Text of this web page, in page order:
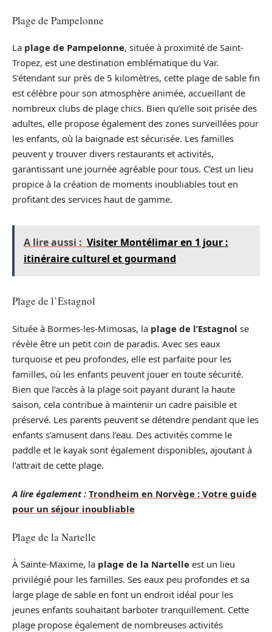
Plage de Pampelonne
La plage de Pampelonne, située à proximité de Saint-
Tropez, est une destination emblématique du Var.
S’étendant sur près de 5 kilomètres, cette plage de sable fin
est célèbre pour son atmosphère animée, accueillant de
nombreux clubs de plage chics. Bien qu’elle soit prisée des
adultes, elle propose également des zones surveillées pour
les enfants, où la baignade est sécurisée. Les familles
peuvent y trouver divers restaurants et activités,
garantissant une journée agréable pour tous. C’est un lieu
propice à la création de moments inoubliables tout en
profitant des services haut de gamme.
A lire aussi : Visiter Montélimar en 1 jour :
itinéraire culturel et gourmand
Plage de l’Estagnol
Située à Bormes-les-Mimosas, la plage de l’Estagnol se
révèle être un petit coin de paradis. Avec ses eaux
turquoise et peu profondes, elle est parfaite pour les
familles, où les enfants peuvent jouer en toute sécurité.
Bien que l’accès à la plage soit payant durant la haute
saison, cela contribue à maintenir un cadre paisible et
préservé. Les parents peuvent se détendre pendant que les
enfants s’amusent dans l’eau. Des activités comme le
paddle et le kayak sont également disponibles, ajoutant à
l’attrait de cette plage.
A lire également : Trondheim en Norvège : Votre guide
pour un séjour inoubliable
Plage de la Nartelle
À Sainte-Maxime, la plage de la Nartelle est un lieu
privilégié pour les familles. Ses eaux peu profondes et sa
large plage de sable en font un endroit idéal pour les
jeunes enfants souhaitant barboter tranquillement. Cette
plage propose également de nombreuses activités